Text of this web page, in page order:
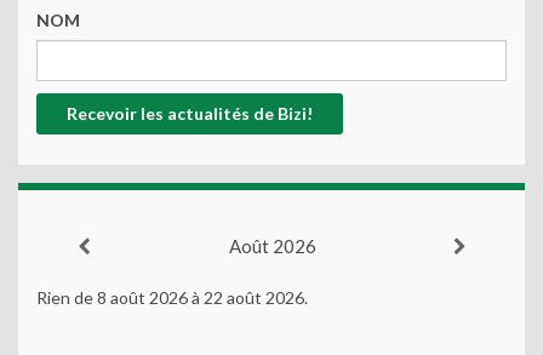
NOM
Août 2026
Rien de 8 août 2026 à 22 août 2026.